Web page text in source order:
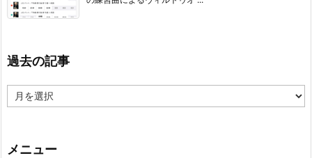
過去の記事
去
事
メニュー